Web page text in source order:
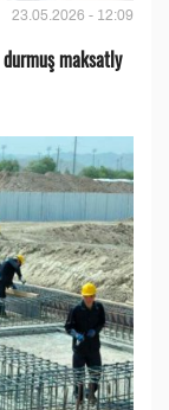
23.05.2026 - 12:09
maksatly